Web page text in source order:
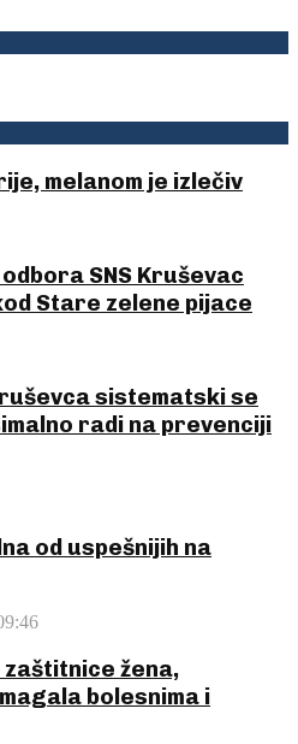
melanom je izlečiv
SNS Kruševac
Stare zelene pijace
sistematski se
radi na prevenciji
od uspešnijih na
žena,
bolesnima i